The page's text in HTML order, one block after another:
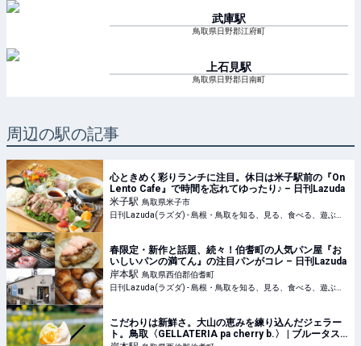
武庫駅
鳥取県日野郡江府町
上石見駅
鳥取県日野郡日南町
周辺の駅の記事
心ときめく彩りランチに注目。休日は米子駅前の『On
Lento Cafe』で時間を忘れてゆったり♪ – 日刊Lazuda
米子駅 鳥取県米子市
春限定・新作と話題、続々！伯耆町の人気パン屋『お
いしいパンの満てん』の注目パンがコレ – 日刊Lazuda
岸本駅 鳥取県西伯郡伯耆町
こだわりは新鮮さ。大山の恵みを練り込んだジェラー
ト。鳥取〈GELLATERIA pa cherry b.〉 | ブルータス|